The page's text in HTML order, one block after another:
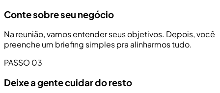
Conte sobre seu negócio
Na reunião, vamos entender seus objetivos. Depois, você
preenche um briefing simples pra alinharmos tudo.
PASSO 03
Deixe a gente cuidar do resto